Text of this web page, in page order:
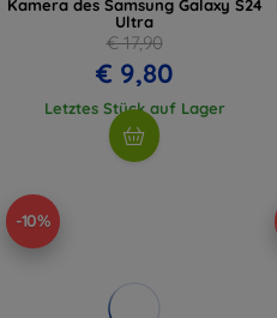
Kamera des Samsung Galaxy S24
Ultra
€ 17,90
€ 9,80
Letztes Stück auf Lager
-10%